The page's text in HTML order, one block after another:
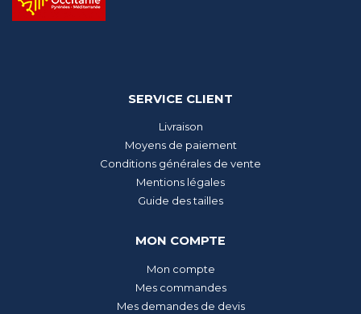
SERVICE CLIENT
Livraison
Moyens de paiement
Conditions générales de vente
Mentions légales
Guide des tailles
MON COMPTE
Mon compte
Mes commandes
Mes demandes de devis